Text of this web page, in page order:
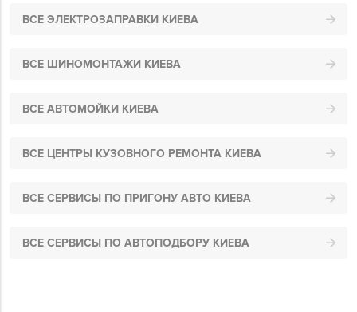
ВСЕ ЭЛЕКТРОЗАПРАВКИ КИЕВА
ВСЕ ШИНОМОНТАЖИ КИЕВА
ВСЕ АВТОМОЙКИ КИЕВА
ВСЕ ЦЕНТРЫ КУЗОВНОГО РЕМОНТА КИЕВА
ВСЕ СЕРВИСЫ ПО ПРИГОНУ АВТО КИЕВА
ВСЕ СЕРВИСЫ ПО АВТОПОДБОРУ КИЕВА